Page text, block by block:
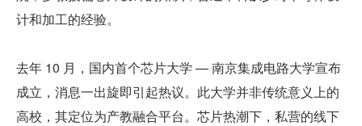
计和加工的经验。
去年 10 月，国内首个芯片大学 — 南京集成电路大学宣布
成立，消息一出旋即引起热议。此大学并非传统意义上的
高校，其定位为产教融合平台。芯片热潮下，私营的线下